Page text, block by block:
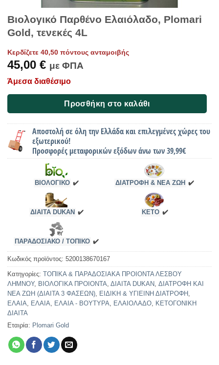
Βιολογικό Παρθένο Ελαιόλαδο, Plomari
Gold, τενεκές 4L
Κερδίζετε 40,50 πόντους ανταμοιβής
45,00 € με ΦΠΑ
Άμεσα διαθέσιμο
Προσθήκη στο καλάθι
Αποστολή σε όλη την Ελλάδα και επιλεγμένες χώρες του
εξωτερικού!
Προσφορές μεταφορικών εξόδων άνω των 39,99€
ΒΙΟΛΟΓΙΚΟ ✔️ ΔΙΑΤΡΟΦΗ & ΝΕΑ ΖΩΗ ✔️
ΔΙΑΙΤΑ DUKAN ✔️ KETO ✔️
ΠΑΡΑΔΟΣΙΑΚΟ / ΤΟΠΙΚΟ ✔️
Κωδικός προϊόντος: 5200138670167
Κατηγορίες: ΤΟΠΙΚΑ & ΠΑΡΑΔΟΣΙΑΚΑ ΠΡΟΙΟΝΤΑ ΛΕΣΒΟΥ
ΛΗΜΝΟΥ, ΒΙΟΛΟΓΙΚΑ ΠΡΟΙΟΝΤΑ ΔΙΑΙΤΑ DUKAN ΔΙΑΤΡΟΦΗ ΚΑΙ
ΝΕΑ ΖΩΗ (ΔΙΑΙΤΑ 3 ΦΑΣΕΩΝ)
ΕΙΔΙΚΗ & ΥΓΙΕΙΝΗ ΔΙΑΤΡΟΦΗ
ΕΛΑΙΑ
ΕΛΑΙΑ ΕΛΑΙΑ - ΒΟΥΤΥΡΑ ΕΛΑΙΟΛΑΔΟ
ΚΕΤΟΓΟΝΙΚΗ
ΔΙΑΙΤΑ
Εταιρία: Plomari Gold